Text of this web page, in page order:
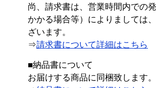
尚、請求書は、営業時間内での
かかる場合等）によりましては
ざいます。
⇒請求書について詳細はこちら
■納品書について
お届けする商品に同梱致します。